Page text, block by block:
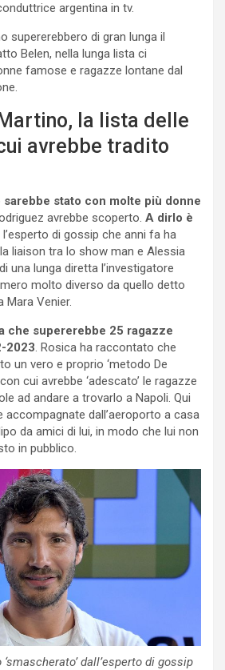
argentina in tv.
supererebbero di gran lunga il
Belen, nella lunga lista ci
famose e ragazze lontane dal
la lista delle
avrebbe tradito
stato con molte più donne
avrebbe scoperto. A dirlo è
l’esperto di gossip che anni fa ha
liaison tra lo show man e Alessia
una lunga diretta l’investigatore
molto diverso da quello detto
Mara Venier.
che supererebbe 25 ragazze
2023. Rosica ha raccontato che
un vero e proprio ‘metodo De
cui avrebbe ‘adescato’ le ragazze
ad andare a trovarlo a Napoli. Qui
dall’aeroporto a casa
da amici di lui, in modo che lui non
in pubblico.
dall’esperto di gossip